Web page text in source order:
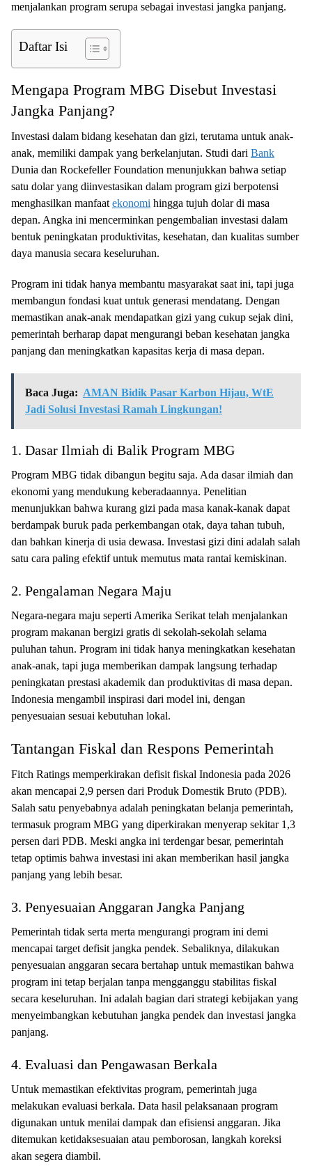
menjalankan program serupa sebagai investasi jangka panjang.
Daftar Isi
Mengapa Program MBG Disebut Investasi
Jangka Panjang?
Investasi dalam bidang kesehatan dan gizi, terutama untuk anak-
anak, memiliki dampak yang berkelanjutan. Studi dari Bank
Dunia dan Rockefeller Foundation menunjukkan bahwa setiap
satu dolar yang diinvestasikan dalam program gizi berpotensi
menghasilkan manfaat ekonomi hingga tujuh dolar di masa
depan. Angka ini mencerminkan pengembalian investasi dalam
bentuk peningkatan produktivitas, kesehatan, dan kualitas sumber
daya manusia secara keseluruhan.
Program ini tidak hanya membantu masyarakat saat ini, tapi juga
membangun fondasi kuat untuk generasi mendatang. Dengan
memastikan anak-anak mendapatkan gizi yang cukup sejak dini,
pemerintah berharap dapat mengurangi beban kesehatan jangka
panjang dan meningkatkan kapasitas kerja di masa depan.
Baca Juga: AMAN Bidik Pasar Karbon Hijau, WtE
Jadi Solusi Investasi Ramah Lingkungan!
1. Dasar Ilmiah di Balik Program MBG
Program MBG tidak dibangun begitu saja. Ada dasar ilmiah dan
ekonomi yang mendukung keberadaannya. Penelitian
menunjukkan bahwa kurang gizi pada masa kanak-kanak dapat
berdampak buruk pada perkembangan otak, daya tahan tubuh,
dan bahkan kinerja di usia dewasa. Investasi gizi dini adalah salah
satu cara paling efektif untuk memutus mata rantai kemiskinan.
2. Pengalaman Negara Maju
Negara-negara maju seperti Amerika Serikat telah menjalankan
program makanan bergizi gratis di sekolah-sekolah selama
puluhan tahun. Program ini tidak hanya meningkatkan kesehatan
anak-anak, tapi juga memberikan dampak langsung terhadap
peningkatan prestasi akademik dan produktivitas di masa depan.
Indonesia mengambil inspirasi dari model ini, dengan
penyesuaian sesuai kebutuhan lokal.
Tantangan Fiskal dan Respons Pemerintah
Fitch Ratings memperkirakan defisit fiskal Indonesia pada 2026
akan mencapai 2,9 persen dari Produk Domestik Bruto (PDB).
Salah satu penyebabnya adalah peningkatan belanja pemerintah,
termasuk program MBG yang diperkirakan menyerap sekitar 1,3
persen dari PDB. Meski angka ini terdengar besar, pemerintah
tetap optimis bahwa investasi ini akan memberikan hasil jangka
panjang yang lebih besar.
3. Penyesuaian Anggaran Jangka Panjang
Pemerintah tidak serta merta mengurangi program ini demi
mencapai target defisit jangka pendek. Sebaliknya, dilakukan
penyesuaian anggaran secara bertahap untuk memastikan bahwa
program ini tetap berjalan tanpa mengganggu stabilitas fiskal
secara keseluruhan. Ini adalah bagian dari strategi kebijakan yang
menyeimbangkan kebutuhan jangka pendek dan investasi jangka
panjang.
4. Evaluasi dan Pengawasan Berkala
Untuk memastikan efektivitas program, pemerintah juga
melakukan evaluasi berkala. Data hasil pelaksanaan program
digunakan untuk menilai dampak dan efisiensi anggaran. Jika
ditemukan ketidaksesuaian atau pemborosan, langkah koreksi
akan segera diambil.